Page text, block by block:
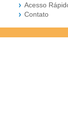
Acesso
Contato